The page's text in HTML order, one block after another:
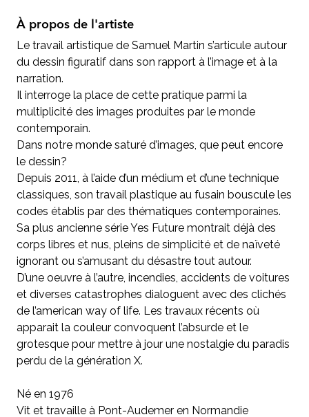
À propos de l'artiste
Le travail artistique de Samuel Martin s’articule autour
du dessin figuratif dans son rapport à l’image et à la
narration.
Il interroge la place de cette pratique parmi la
multiplicité des images produites par le monde
contemporain.
Dans notre monde saturé d’images, que peut encore
le dessin?
Depuis 2011, à l’aide d’un médium et d’une technique
classiques, son travail plastique au fusain bouscule les
codes établis par des thématiques contemporaines.
Sa plus ancienne série Yes Future montrait déjà des
corps libres et nus, pleins de simplicité et de naïveté
ignorant ou s’amusant du désastre tout autour.
D’une oeuvre à l’autre, incendies, accidents de voitures
et diverses catastrophes dialoguent avec des clichés
de l’american way of life. Les travaux récents où
apparait la couleur convoquent l’absurde et le
grotesque pour mettre à jour une nostalgie du paradis
perdu de la génération X.
Né en 1976
Vit et travaille à Pont-Audemer en Normandie